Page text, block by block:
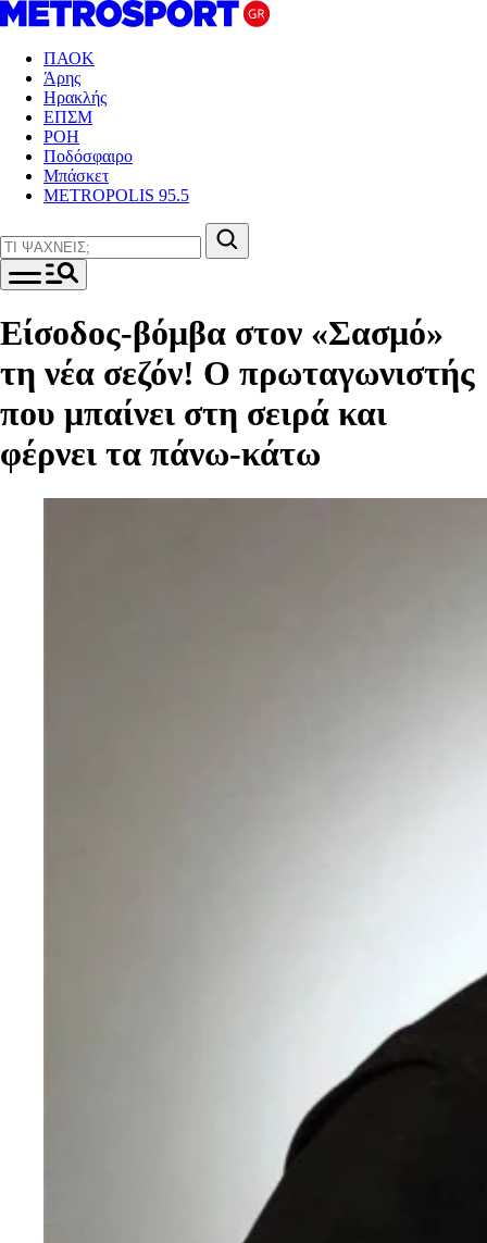
ΠΑΟΚ
Άρης
Ηρακλής
ΕΠΣΜ
ΡΟΗ
Ποδόσφαιρο
Μπάσκετ
METROPOLIS 95.5
Είσοδος-βόμβα στον «Σασμό»
τη νέα σεζόν! Ο πρωταγωνιστής
που μπαίνει στη σειρά και
φέρνει τα πάνω-κάτω